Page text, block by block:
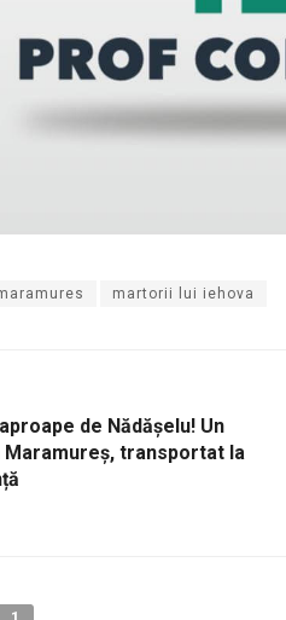
martorii lui iehova
de Nădășelu! Un
transportat la